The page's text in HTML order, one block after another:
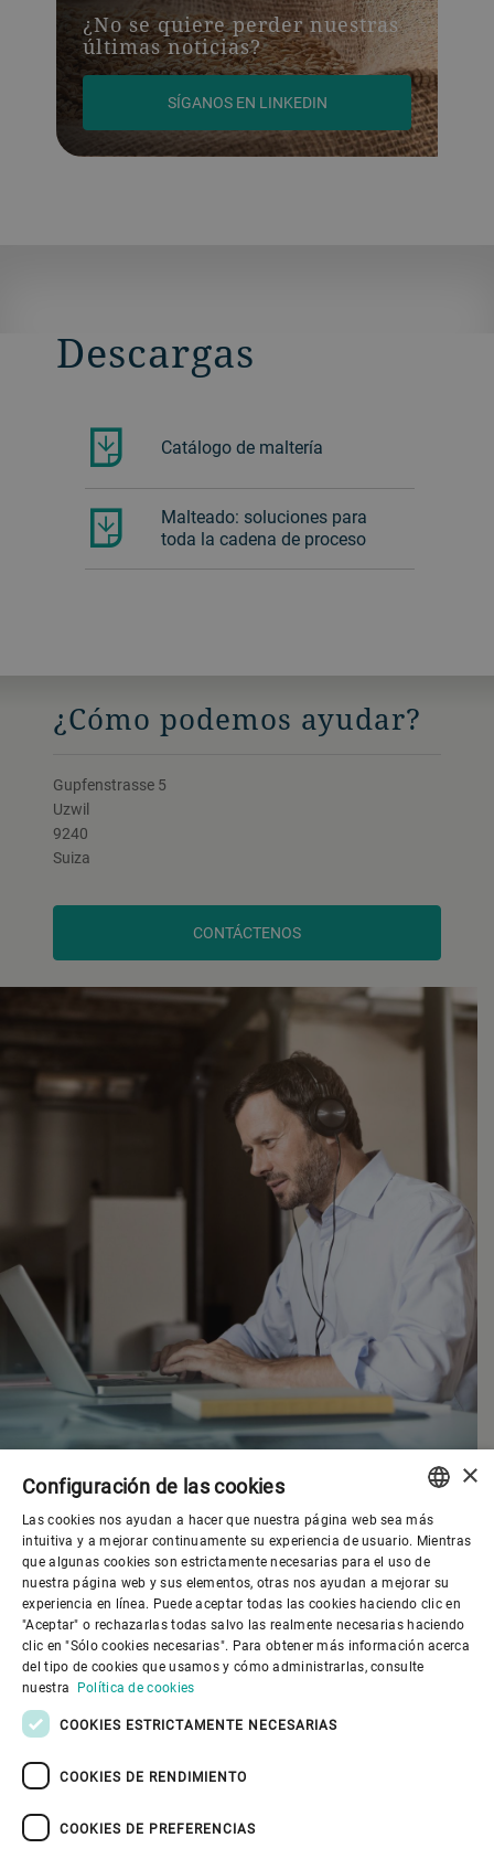
¿No se quiere perder nuestras
últimas noticias?
SÍGANOS EN LINKEDIN
Descargas
Catálogo de maltería
Malteado: soluciones para
toda la cadena de proceso
¿Cómo podemos ayudar?
Gupfenstrasse 5
Uzwil
9240
Suiza
CONTÁCTENOS
Gobierno corporativo
El mundo de Bühler
ENGLISH
SPANISH
GERMAN
FRENCH
×
Configuración de las cookies
Las cookies nos ayudan a hacer que nuestra página web sea más
intuitiva y a mejorar continuamente su experiencia de usuario. Mientras
que algunas cookies son estrictamente necesarias para el uso de
nuestra página web y sus elementos, otras nos ayudan a mejorar su
experiencia en línea. Puede aceptar todas las cookies haciendo clic en
"Aceptar" o rechazarlas todas salvo las realmente necesarias haciendo
clic en "Sólo cookies necesarias". Para obtener más información acerca
del tipo de cookies que usamos y cómo administrarlas, consulte
nuestra Política de cookies
COOKIES ESTRICTAMENTE NECESARIAS
COOKIES DE RENDIMIENTO
COOKIES DE PREFERENCIAS